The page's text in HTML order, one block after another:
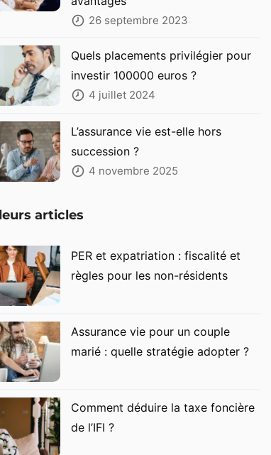
26 septembre 2023
Quels placements privilégier pour
investir 100000 euros ?
4 juillet 2024
L’assurance vie est-elle hors
succession ?
4 novembre 2025
articles
PER et expatriation : fiscalité et
règles pour les non-résidents
Assurance vie pour un couple
marié : quelle stratégie adopter ?
Comment déduire la taxe foncière
de l’IFI ?